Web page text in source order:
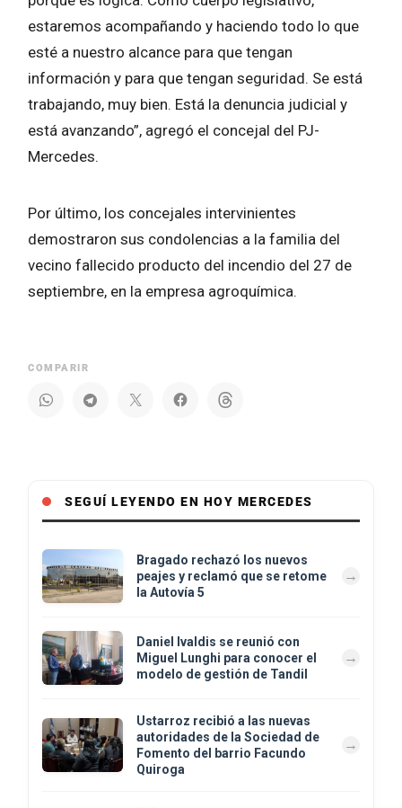
estaremos acompañando y haciendo todo lo que
esté a nuestro alcance para que tengan
información y para que tengan seguridad. Se está
trabajando, muy bien. Está la denuncia judicial y
está avanzando”, agregó el concejal del PJ-
Mercedes.
Por último, los concejales intervinientes
demostraron sus condolencias a la familia del
vecino fallecido producto del incendio del 27 de
septiembre, en la empresa agroquímica.
COMPARIR
SEGUÍ LEYENDO EN HOY MERCEDES
Bragado rechazó los nuevos
peajes y reclamó que se retome
la Autovía 5
Daniel Ivaldis se reunió con
Miguel Lunghi para conocer el
modelo de gestión de Tandil
Ustarroz recibió a las nuevas
autoridades de la Sociedad de
Fomento del barrio Facundo
Quiroga